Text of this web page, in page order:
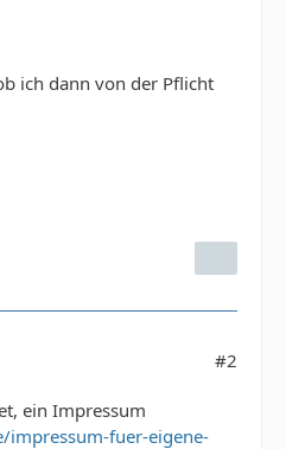
ich dann von der Pflicht
#2
ein Impressum
impressum-fuer-eigene-